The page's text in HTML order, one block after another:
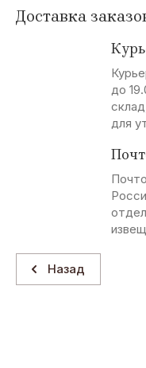
Доставка
до
для
Назад